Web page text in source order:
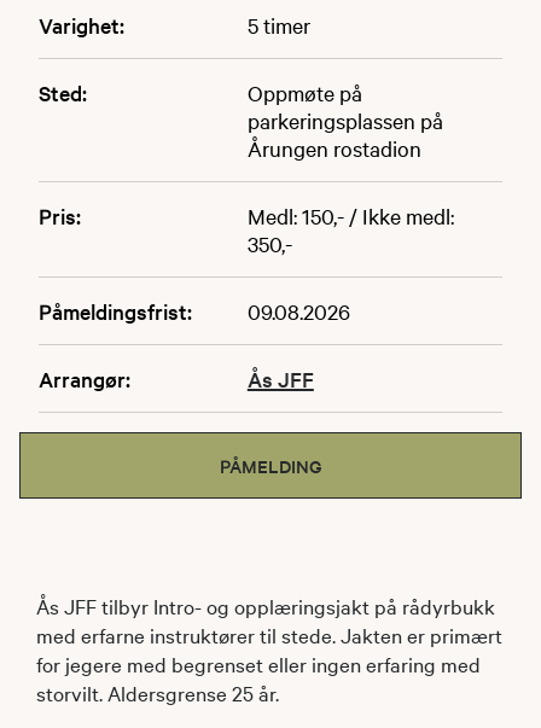
Varighet: 5 timer
Sted:
Oppmøte på
parkeringsplassen på
Årungen rostadion
Pris:
Medl: 150,- / Ikke medl:
350,-
Påmeldingsfrist: 09.08.2026
Arrangør: Ås JFF
PÅMELDING
Ås JFF tilbyr Intro- og opplæringsjakt på rådyrbukk
med erfarne instruktører til stede. Jakten er primært
for jegere med begrenset eller ingen erfaring med
storvilt. Aldersgrense 25 år.